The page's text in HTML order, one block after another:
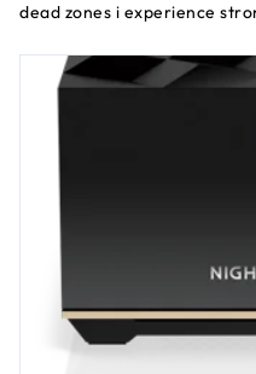
dead zones i experience
ensures you are getting the
connected devices.
System (MK93S) required